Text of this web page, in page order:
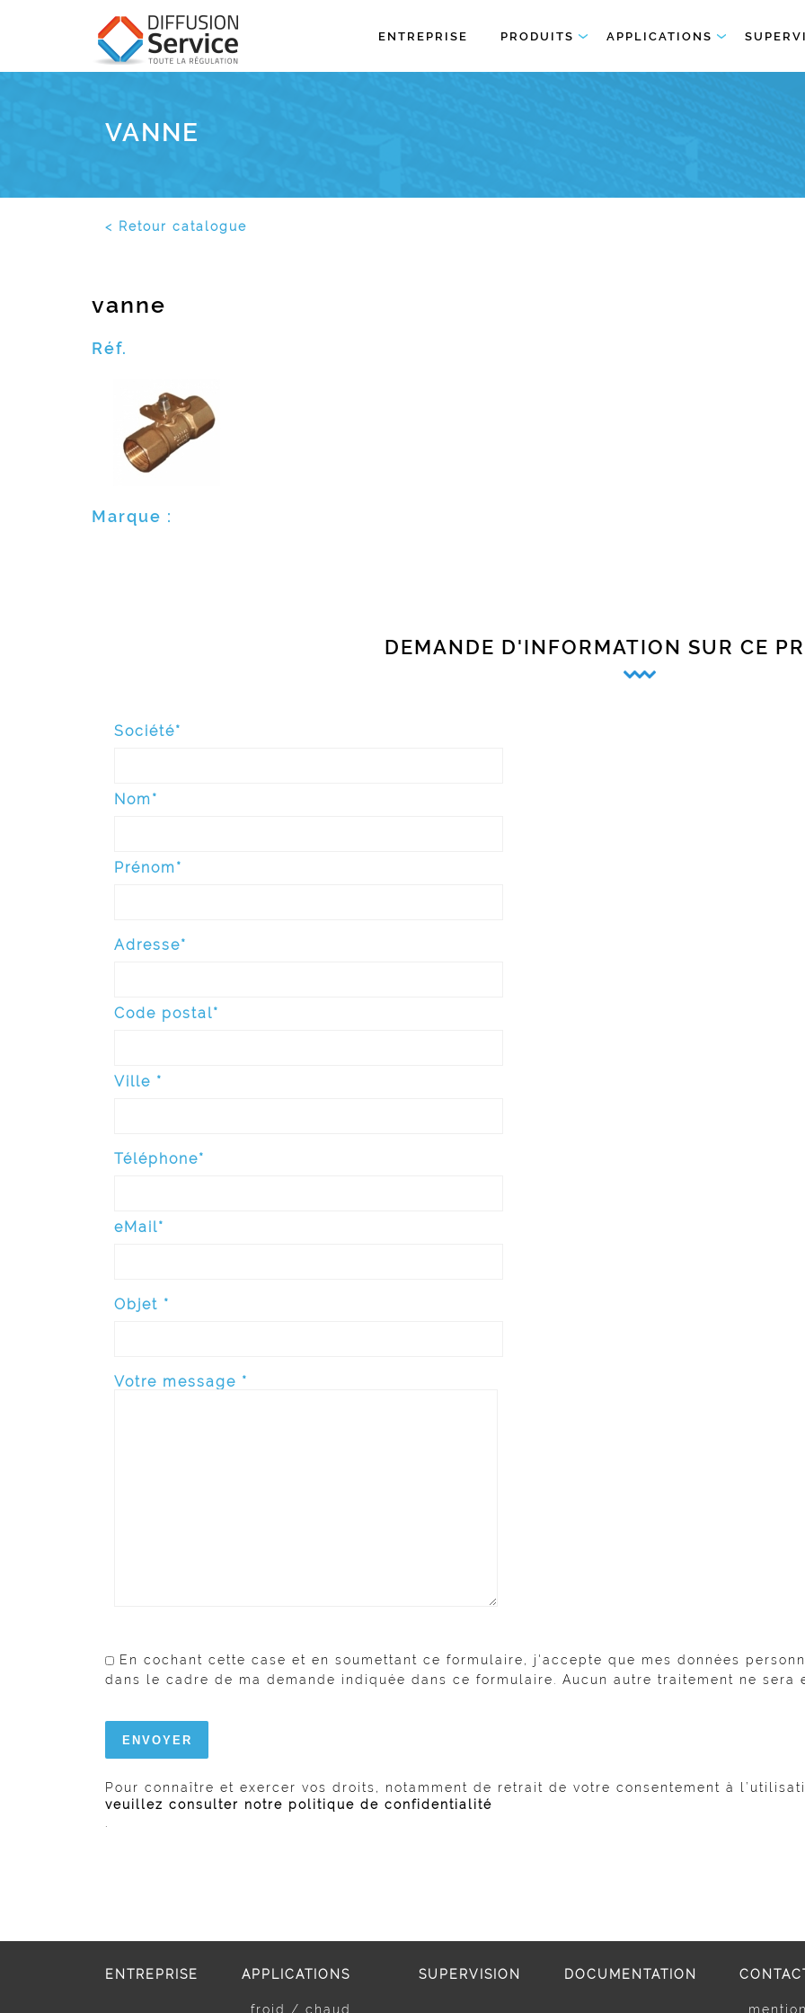
ENTREPRISE PRODUITS APPLICATIONS
VANNE
< Retour catalogue
vanne
Réf.
Marque :
DEMANDE D'INFORMATION SUR CE
Société*
Nom*
Prénom*
Adresse*
Code postal*
Ville *
Téléphone*
eMail*
Objet *
Votre message *
En cochant cette case et en soumettant ce formulaire, j'accepte que mes données
dans le cadre de ma demande indiquée dans ce formulaire. Aucun autre traitement ne sera
Pour connaître et exercer vos droits, notamment de retrait de votre consentement à
veuillez consulter notre politique de confidentialité
ENTREPRISE APPLICATIONS
froid / chaud
SUPERVISION DOCUMENTATION